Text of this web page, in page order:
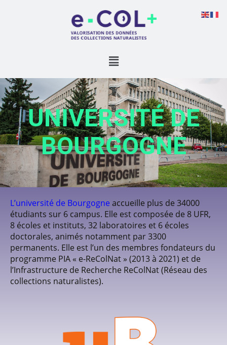
UNIVERSITÉ DE
BOURGOGNE
L’université de Bourgogne accueille plus de 34000
étudiants sur 6 campus. Elle est composée de 8 UFR,
8 écoles et instituts, 32 laboratoires et 6 écoles
doctorales, animés notamment par 3300
permanents. Elle est l’un des membres fondateurs du
programme PIA « e-ReColNat » (2013 à 2021) et de
l’Infrastructure de Recherche ReColNat (Réseau des
collections naturalistes).